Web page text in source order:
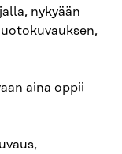
nykyään
aina oppii